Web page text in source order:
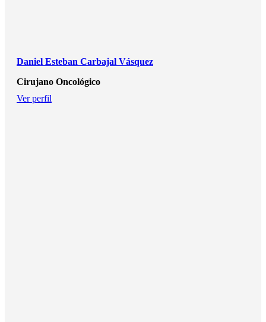
Daniel Esteban Carbajal Vásquez
Cirujano Oncológico
Ver perfil